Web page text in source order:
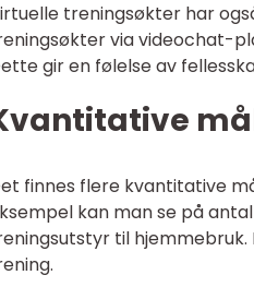
treningsøkter har
via videochat-
gir en følelse av
finnes flere kvantitative
kan man se på
til hjemmebruk.